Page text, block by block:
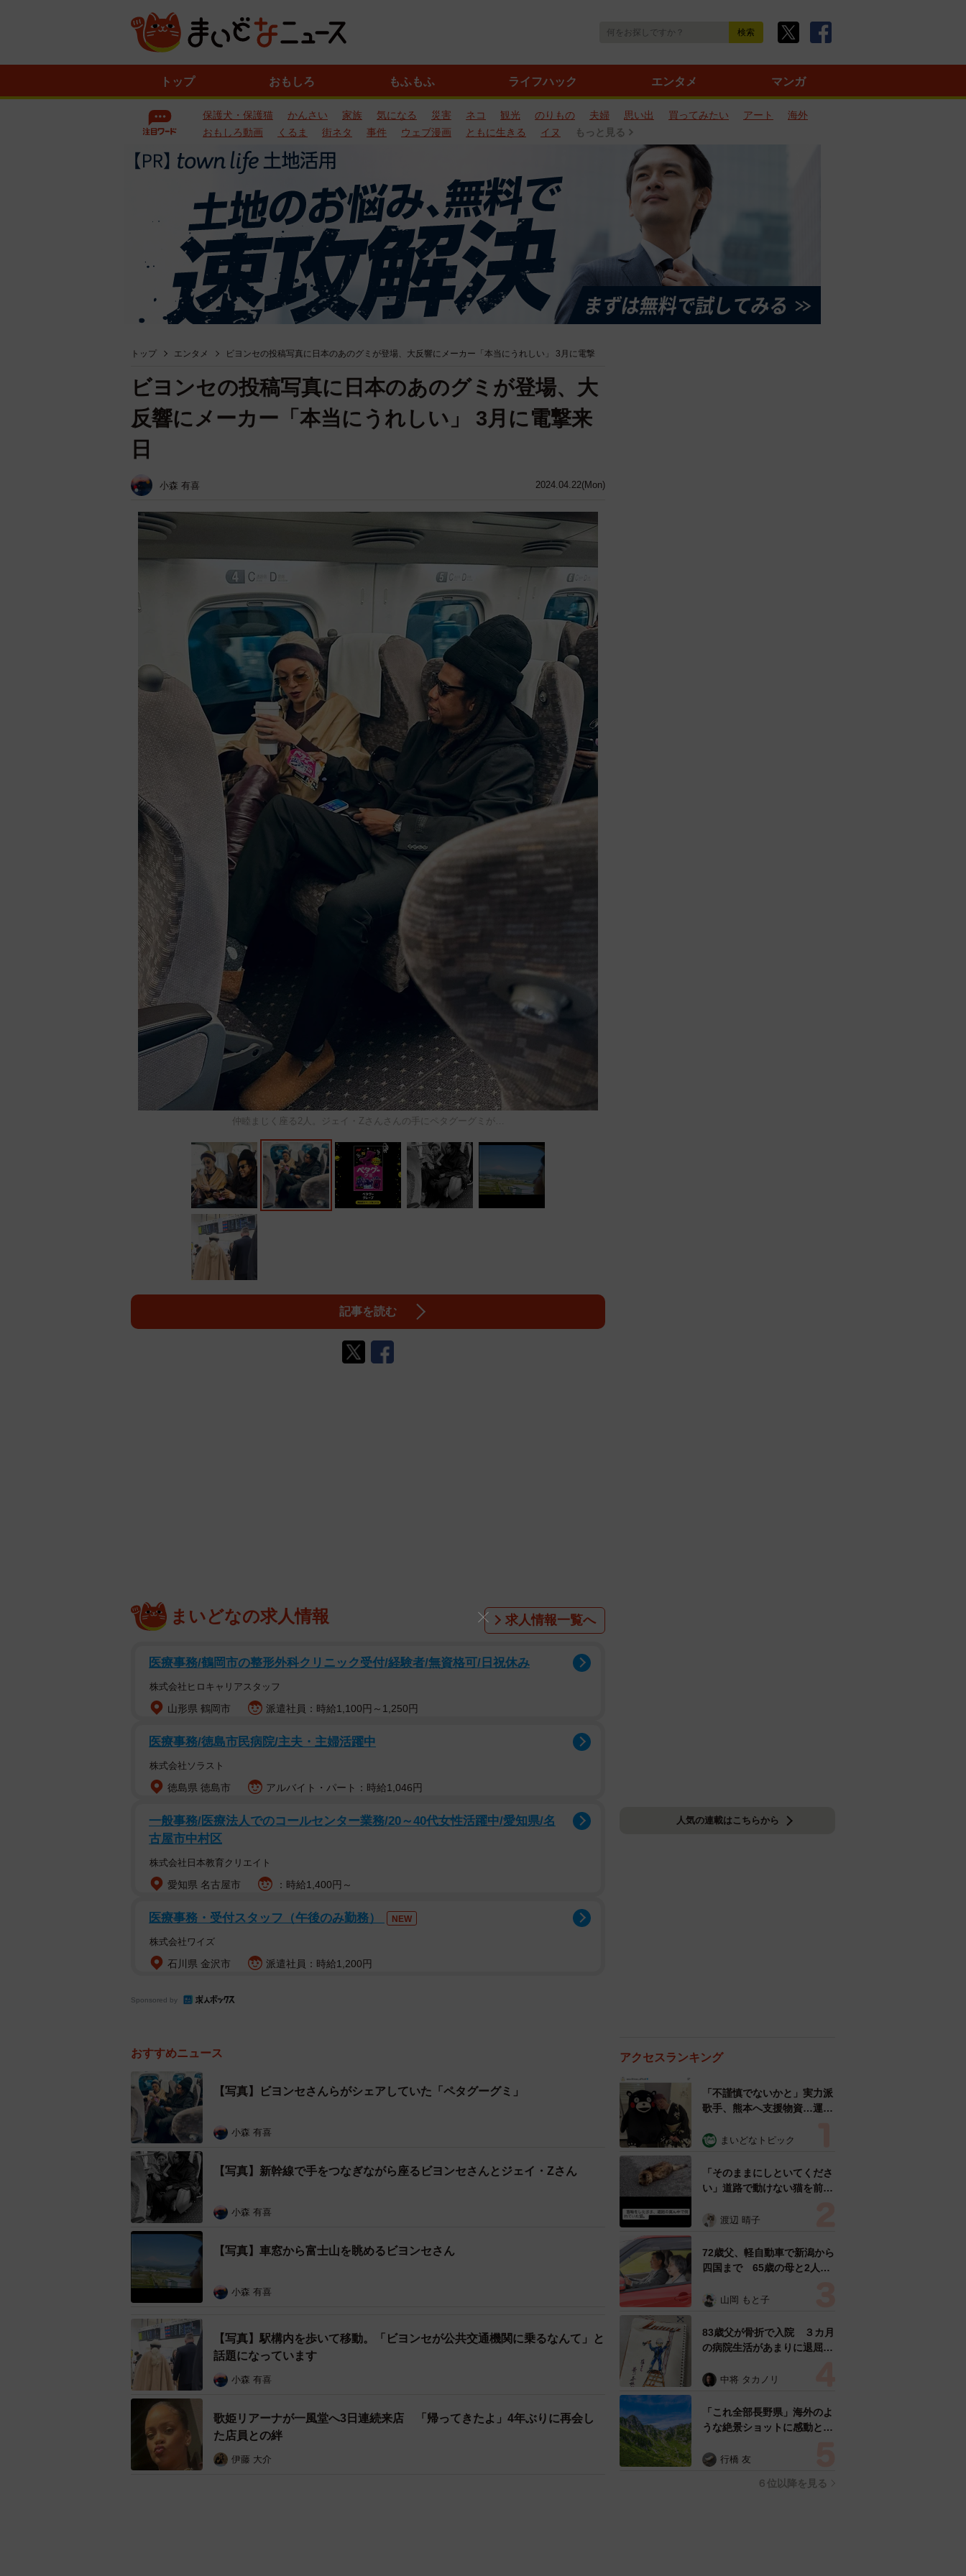
トップ おもしろ もふもふ ライフハック エンタメ マンガ
保護犬・保護猫 かんさい 家族 気になる 災害 ネコ 観光 のりもの 夫婦 思い出 買ってみたい アート
海外
おもしろ動画
くるま 街ネタ 事件 ウェブ漫画 ともに生きる イヌ もっと見る
トップ エンタメ ビヨンセの投稿写真に日本のあのグミが登場、大反響にメーカー「本当にうれしい」 3月に電撃
2024.04.22(Mon)
ビヨンセの投稿写真に日本のあのグミが登場、大
反響にメーカー「本当にうれしい」 3月に電撃来
日
小森 有喜
仲睦まじく座る2人。ジェイ・Zさんさんの手にペタグーグミが…
記事を読む
まいどなの求人情報 求人情報一覧へ
医療事務/鶴岡市の整形外科クリニック受付/経験者/無資格可/日祝休み
株式会社ヒロキャリアスタッフ
山形県 鶴岡市 派遣社員：時給1,100円～1,250円
医療事務/徳島市民病院/主夫・主婦活躍中
株式会社ソラスト
徳島県 徳島市 アルバイト・パート：時給1,046円
一般事務/医療法人でのコールセンター業務/20～40代女性活躍中/愛知県/名
古屋市中村区
株式会社日本教育クリエイト
愛知県 名古屋市 ：時給1,400円～
医療事務・受付スタッフ（午後のみ勤務） NEW
株式会社ワイズ
石川県 金沢市 派遣社員：時給1,200円
Sponsored by
おすすめニュース
【写真】ビヨンセさんらがシェアしていた「ペタグーグミ」
小森 有喜
【写真】新幹線で手をつなぎながら座るビヨンセさんとジェイ・Zさん
小森 有喜
【写真】車窓から富士山を眺めるビヨンセさん
小森 有喜
【写真】駅構内を歩いて移動。「ビヨンセが公共交通機関に乗るなんて」と
話題になっています
小森 有喜
歌姫リアーナが一風堂へ3日連続来店 「帰ってきたよ」4年ぶりに再会し
た店員との絆
伊藤 大介
人気の連載はこちらから
アクセスランキング
「不謹慎でないかと」実力派
歌手、熊本へ支援物資…運搬
めらい 「痛いほど伝わる」
まいどなトピック
「そのままにしといてくださ
い」道路で動けない猫を前に
ようとした4日間 「命の重
表の訴え
渡辺 晴子
72歳父、軽自動車で新潟から
四国まで 65歳の母と2人で
憩まで分刻み… 「大学生で
山岡 もと子
83歳父が骨折で入院 ３カ月
の病院生活があまりに退屈で
い！」→スケッチブックを見
すよ…」
中将 タカノリ
「これ全部長野県」海外のよ
うな絶景ショットに感動と反
ったんだって気づいた」
行橋 友
６位以降を見る